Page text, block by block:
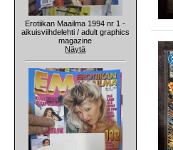
Erotiikan Maailma 1994 nr 1 -
aikuisviihdelehti / adult graphics
magazine
Näytä